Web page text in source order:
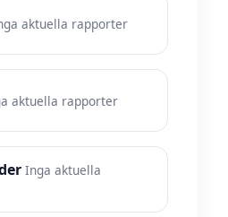
aktuella rapporter
aktuella rapporter
Inga aktuella